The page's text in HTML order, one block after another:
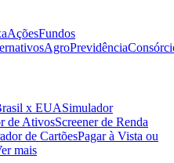
AçõesFundos
AgroPrevidência
x EUASimulador
de AtivosScreener de Renda
de CartõesPagar à Vista ou
mais